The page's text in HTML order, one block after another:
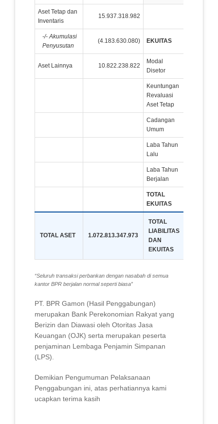
Aset Tetap dan
Inventaris
15.937.318.982
-/- Akumulasi
Penyusutan
(4.183.630.080) EKUITAS
Aset Lainnya 10.822.238.822
Modal
Disetor
Keuntungan
Revaluasi
Aset Tetap
Cadangan
Umum
Laba Tahun
Lalu
Laba Tahun
Berjalan
TOTAL
EKUITAS
TOTAL ASET 1.072.813.347.973
TOTAL
LIABILITAS
DAN
EKUITAS
“Seluruh transaksi perbankan dengan nasabah di semua
kantor BPR berjalan normal seperti biasa”
PT. BPR Gamon (Hasil Penggabungan)
merupakan Bank Perekonomian Rakyat yang
Berizin dan Diawasi oleh Otoritas Jasa
Keuangan (OJK) serta merupakan peserta
penjaminan Lembaga Penjamin Simpanan
(LPS).
Demikian Pengumuman Pelaksanaan
Penggabungan ini, atas perhatiannya kami
ucapkan terima kasih